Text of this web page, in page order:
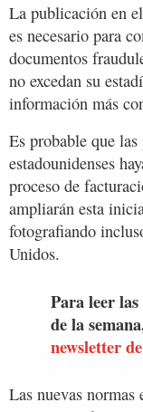
La publicación en
es necesario para
documentos
no excedan su
información más
Es probable que
estadounidenses
proceso de
ampliarán esta
fotografiando
Unidos.
Para leer
de la
newsletter
Las nuevas normas